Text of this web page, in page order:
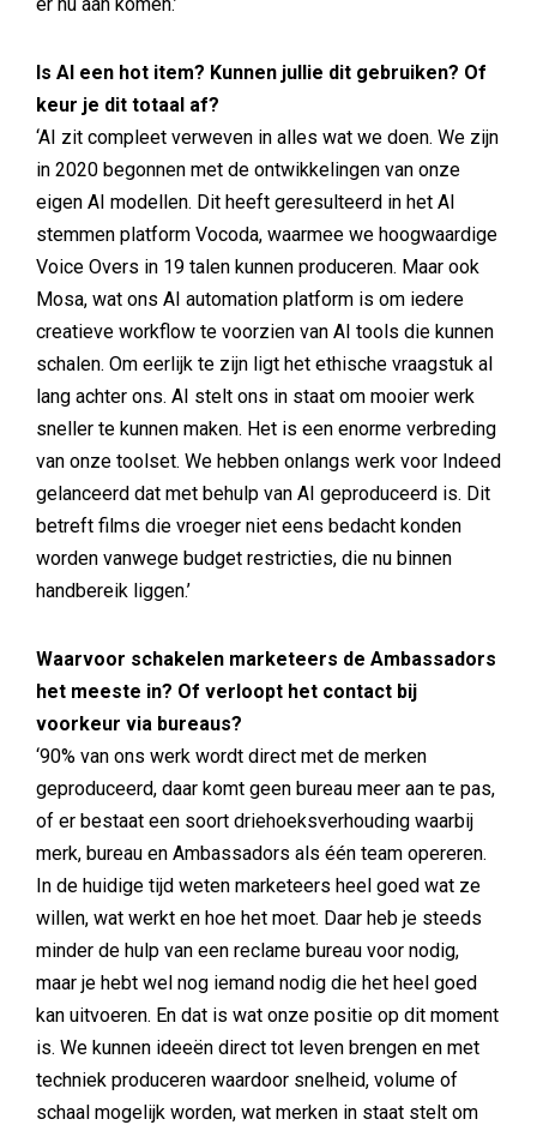
Is AI een hot item? Kunnen jullie dit gebruiken? Of
keur je dit totaal af?
‘AI zit compleet verweven in alles wat we doen. We zijn
in 2020 begonnen met de ontwikkelingen van onze
eigen AI modellen. Dit heeft geresulteerd in het AI
stemmen platform Vocoda, waarmee we hoogwaardige
Voice Overs in 19 talen kunnen produceren. Maar ook
Mosa, wat ons AI automation platform is om iedere
creatieve workflow te voorzien van AI tools die kunnen
schalen. Om eerlijk te zijn ligt het ethische vraagstuk al
lang achter ons. AI stelt ons in staat om mooier werk
sneller te kunnen maken. Het is een enorme verbreding
van onze toolset. We hebben onlangs werk voor Indeed
gelanceerd dat met behulp van AI geproduceerd is. Dit
betreft films die vroeger niet eens bedacht konden
worden vanwege budget restricties, die nu binnen
handbereik liggen.’
Waarvoor schakelen marketeers de Ambassadors
het meeste in? Of verloopt het contact bij
voorkeur via bureaus?
‘90% van ons werk wordt direct met de merken
geproduceerd, daar komt geen bureau meer aan te pas,
of er bestaat een soort driehoeksverhouding waarbij
merk, bureau en Ambassadors als één team opereren.
In de huidige tijd weten marketeers heel goed wat ze
willen, wat werkt en hoe het moet. Daar heb je steeds
minder de hulp van een reclame bureau voor nodig,
maar je hebt wel nog iemand nodig die het heel goed
kan uitvoeren. En dat is wat onze positie op dit moment
is. We kunnen ideeën direct tot leven brengen en met
techniek produceren waardoor snelheid, volume of
schaal mogelijk worden, wat merken in staat stelt om